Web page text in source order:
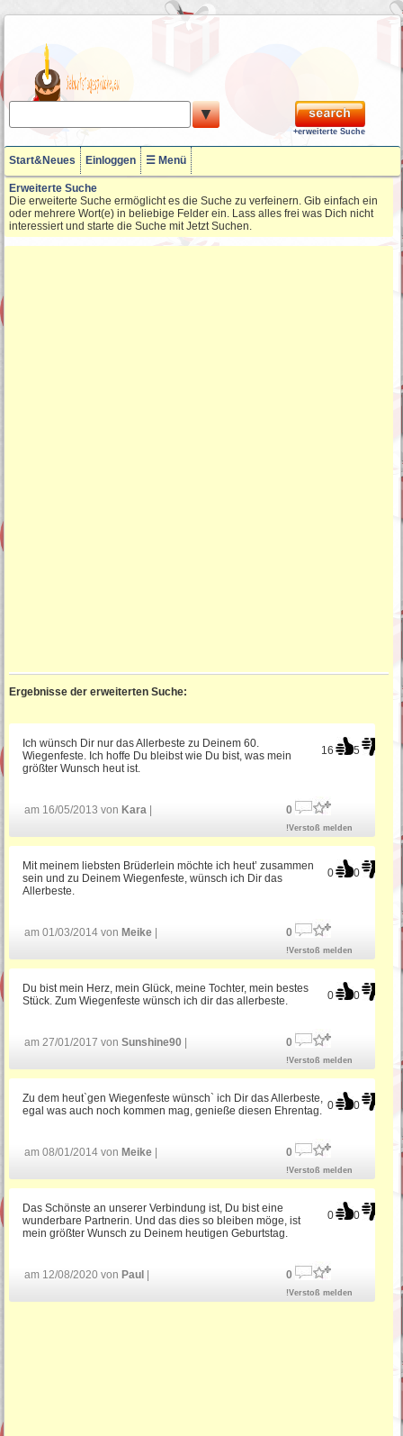
▼
+erweiterte Suche
Start&Neues Einloggen ☰ Menü
Erweiterte Suche
Die erweiterte Suche ermöglicht es die Suche zu verfeinern. Gib einfach ein
oder mehrere Wort(e) in beliebige Felder ein. Lass alles frei was Dich nicht
interessiert und starte die Suche mit Jetzt Suchen.
Ergebnisse der erweiterten Suche:
16 5
Ich wünsch Dir nur das Allerbeste zu Deinem 60.
Wiegenfeste. Ich hoffe Du bleibst wie Du bist, was mein
größter Wunsch heut ist.
am 16/05/2013 von Kara 0
!Verstoß melden
0 0
Mit meinem liebsten Brüderlein möchte ich heut’ zusammen
sein und zu Deinem Wiegenfeste, wünsch ich Dir das
Allerbeste.
am 01/03/2014 von Meike 0
!Verstoß melden
0 0
Du bist mein Herz, mein Glück, meine Tochter, mein bestes
Stück. Zum Wiegenfeste wünsch ich dir das allerbeste.
am 27/01/2017 vonSunshine90 0
!Verstoß melden
0 0
Zu dem heut`gen Wiegenfeste wünsch` ich Dir das Allerbeste,
egal was auch noch kommen mag, genieße diesen Ehrentag.
am 08/01/2014 von Meike 0
!Verstoß melden
0 0
Das Schönste an unserer Verbindung ist, Du bist eine
wunderbare Partnerin. Und das dies so bleiben möge, ist
mein größter Wunsch zu Deinem heutigen Geburtstag.
am 12/08/2020 von Paul 0
!Verstoß melden